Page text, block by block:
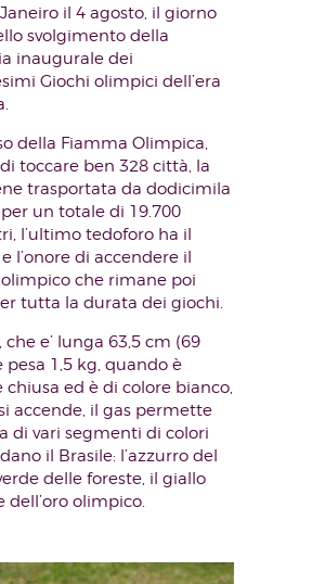
il 4 agosto, il giorno
svolgimento della
inaugurale dei
Giochi olimpici dell’era
della Fiamma Olimpica,
toccare ben 328 città, la
trasportata da dodicimila
un totale di 19.700
l’ultimo tedoforo ha il
l’onore di accendere il
che rimane poi
tutta la durata dei giochi.
che e’ lunga 63,5 cm (69
pesa 1,5 kg, quando è
chiusa ed è di colore bianco,
accende, il gas permette
di vari segmenti di colori
il Brasile: l’azzurro del
delle foreste, il giallo
dell’oro olimpico.